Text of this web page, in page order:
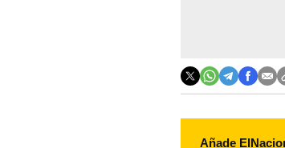
Añade